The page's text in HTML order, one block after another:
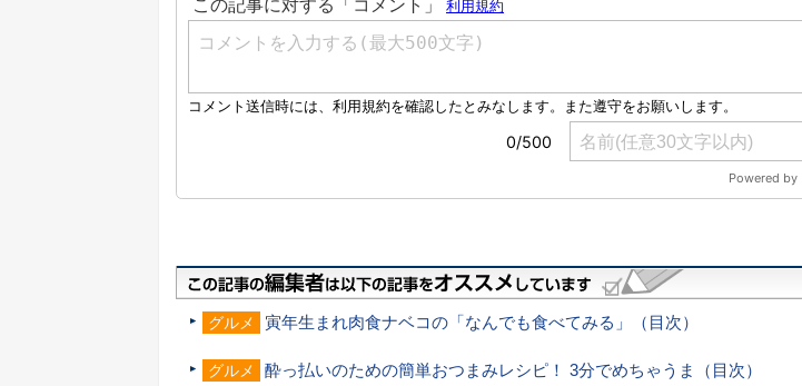
グルメ 寅年生まれ肉食ナベコの「なんでも食べてみる」（目次）
グルメ 酔っ払いのための簡単おつまみレシピ！ 3分でめちゃうま（目次）